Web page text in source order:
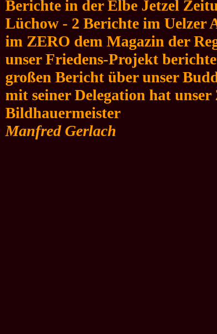
Berichte in der Elbe Jetzel
Lüchow - 2 Berichte im Uelzer
im ZERO dem Magazin der
unser Friedens-Projekt
großen Bericht über unser
mit seiner Delegation hat
Bildhauermeister
Manfred Gerlach